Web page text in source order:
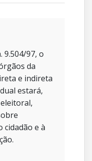
9.504/97, o
da
e indireta
estará,
cidadão e à